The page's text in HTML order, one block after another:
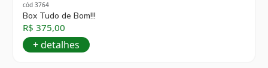
cód 3764
Box Tudo de Bom!!!
R$ 375,00
+ detalhes